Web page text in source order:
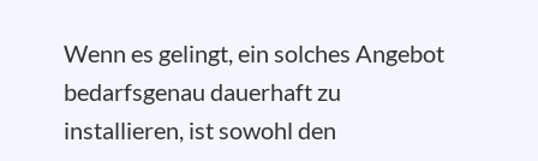
Wenn es gelingt, ein solches Angebot
bedarfsgenau dauerhaft zu
installieren, ist sowohl den